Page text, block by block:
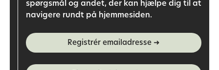
spørgsmål og andet, der kan hjælpe dig til at
navigere rundt på hjemmesiden.
Registrér emailadresse ➜